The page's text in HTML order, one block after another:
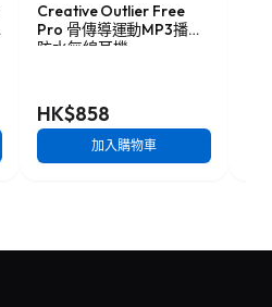
Creative Outlier Free
Pro 骨傳導運動MP3播放
防水無線耳機
HK$858
加入購物車